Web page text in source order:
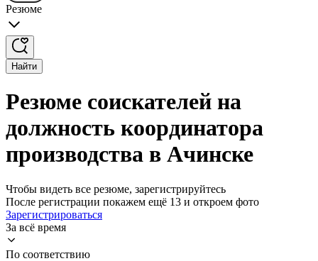
Резюме
Найти
Резюме соискателей на
должность координатора
производства в Ачинске
Чтобы видеть все резюме, зарегистрируйтесь
После регистрации покажем ещё 13 и откроем фото
Зарегистрироваться
За всё время
По соответствию